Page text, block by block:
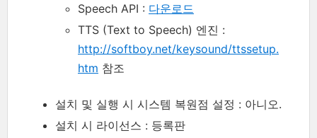
Speech API : 다운로드
TTS (Text to Speech) 엔진 :
http://softboy.net/keysound/ttssetup.
htm 참조
설치 및 실행 시 시스템 복원점 설정 : 아니오.
설치 시 라이선스 : 등록판